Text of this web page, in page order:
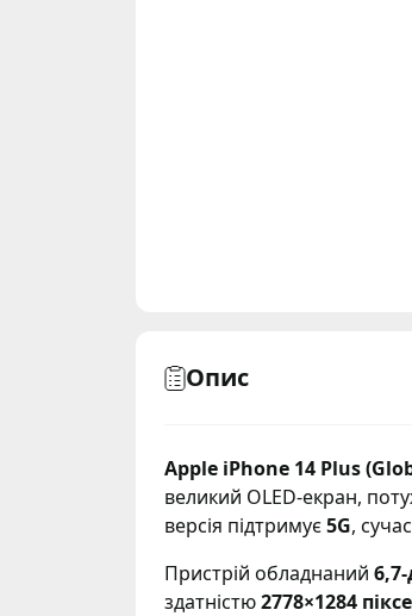
Опис
Apple iPhone 14 Plus
великий OLED-екран,
версія підтримує5G,
Пристрій обладнаний
здатністю2778×1284